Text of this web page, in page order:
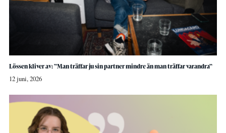
Lössen kliver av: ”Man träffar ju sin partner mindre än man träffar varandra”
12 juni, 2026